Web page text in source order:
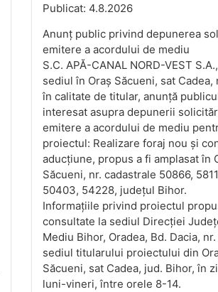
Publicat: 4.8.2026
Anunț public privind depunerea
emitere a acordului de mediu
S.C. APĂ-CANAL NORD-VEST
sediul în Oraș Săcueni, sat Cadea,
în calitate de titular, anunță
interesat asupra depunerii
emitere a acordului de mediu
proiectul: Realizare foraj nou și
aducțiune, propus a fi amplasat în
Săcueni, nr. cadastrale 50866,
50403, 54228, județul Bihor.
Informațiile privind proiectul
consultate la sediul Direcției
Mediu Bihor, Oradea, Bd. Dacia,
sediul titularului proiectului din
Săcueni, sat Cadea, jud. Bihor, în
luni-vineri, între orele 8-14.